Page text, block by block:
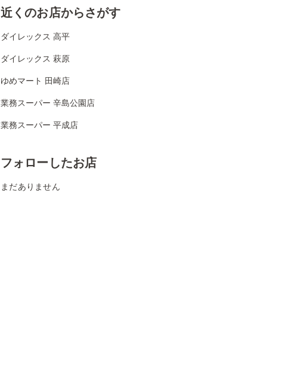
近くのお店からさがす
ダイレックス 高平
ダイレックス 萩原
ゆめマート 田崎店
業務スーパー 辛島公園店
業務スーパー 平成店
フォローしたお店
まだありません